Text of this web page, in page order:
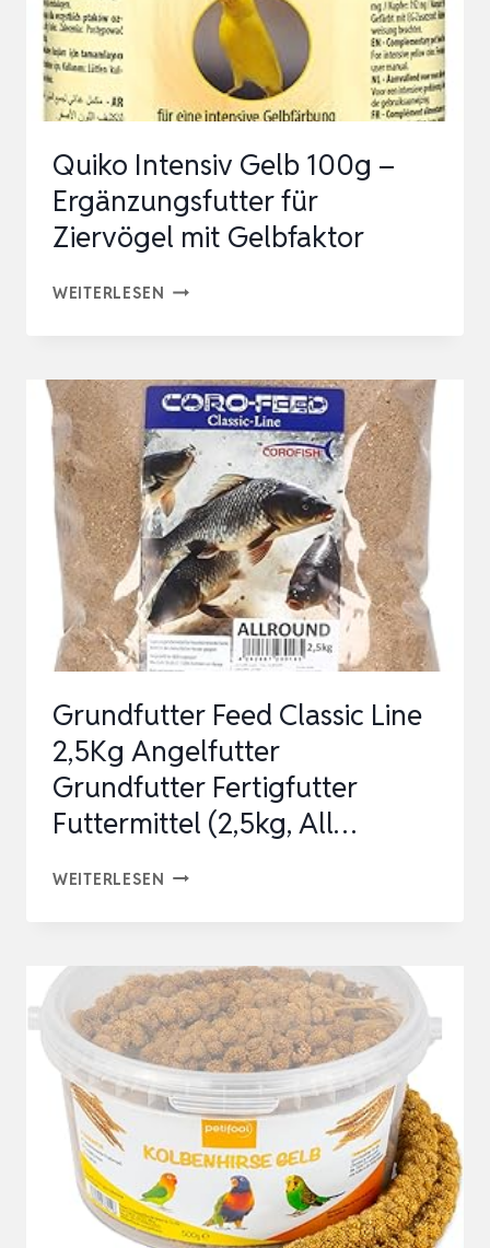
FÜR
ZIERVÖGEL,
TAUBEN…
Quiko Intensiv Gelb 100g –
Ergänzungsfutter für
Ziervögel mit Gelbfaktor
WEITERLESEN QUIKO
100G
–
ERGÄNZUNGSFUTTER
FÜR
ZIERVÖGEL
MIT
GELBFAKTOR
Grundfutter Feed Classic Line
2,5Kg Angelfutter
Grundfutter Fertigfutter
Futtermittel (2,5kg, All…
WEITERLESEN GRUNDFUTTER
LINE
2,5KG
ANGELFUTTER
GRUNDFUTTER
FERTIGFUTTER
FUTTERMITTEL
(2,5KG,
ALL…